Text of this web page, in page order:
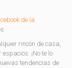
de la
rincón de casa,
¡No te lo
tendencias de